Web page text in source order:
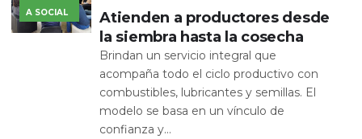
A SOCIAL
Atienden a productores desde
la siembra hasta la cosecha
Brindan un servicio integral que
acompaña todo el ciclo productivo con
combustibles, lubricantes y semillas. El
modelo se basa en un vínculo de
confianza y...